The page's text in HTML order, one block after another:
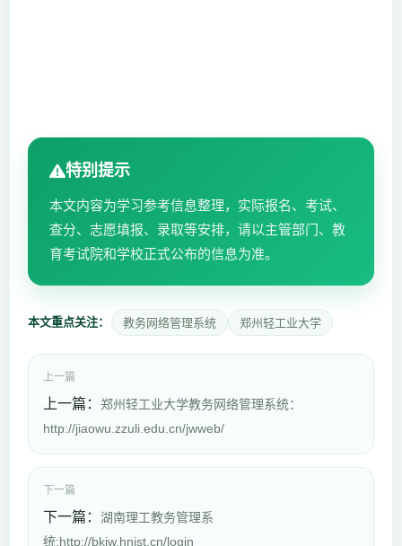
特别提示
本文内容为学习参考信息整理，实际报名、考试、
查分、志愿填报、录取等安排，请以主管部门、教
育考试院和学校正式公布的信息为准。
本文重点关注： 教务网络管理系统 郑州轻工业大学
上一篇
上一篇： 郑州轻工业大学教务网络管理系统：
http://jiaowu.zzuli.edu.cn/jwweb/
下一篇
下一篇： 湖南理工教务管理系
统:http://bkjw.hnist.cn/login